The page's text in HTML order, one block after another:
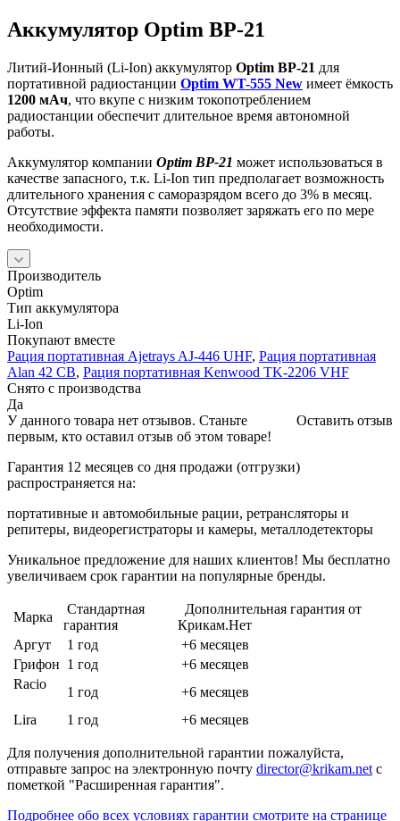
Аккумулятор Optim BP-21
Литий-Ионный (Li-Ion) аккумулятор Optim BP-21 для
портативной радиостанции Optim WT-555 New имеет ёмкость
1200 мАч, что вкупе с низким токопотреблением
радиостанции обеспечит длительное время автономной
работы.
Аккумулятор компании Optim BP-21 может использоваться в
качестве запасного, т.к. Li-Ion тип предполагает возможность
длительного хранения с саморазрядом всего до 3% в месяц.
Отсутствие эффекта памяти позволяет заряжать его по мере
необходимости.
Производитель
Optim
Тип аккумулятора
Li-Ion
Покупают вместе
Рация портативная Ajetrays AJ-446 UHF, Рация портативная
Alan 42 СВ, Рация портативная Kenwood TK-2206 VHF
Снято с производства
Да
Оставить отзыв
У данного товара нет отзывов. Станьте
первым, кто оставил отзыв об этом товаре!
Гарантия 12 месяцев со дня продажи (отгрузки)
распространяется на:
портативные и автомобильные рации, ретрансляторы и
репитеры, видеорегистраторы и камеры, металлодетекторы
Уникальное предложение для наших клиентов! Мы бесплатно
увеличиваем срок гарантии на популярные бренды.
Марка
Стандартная
гарантия
Дополнительная гарантия от
Крикам.Нет
Аргут
1 год
+6 месяцев
Грифон 1 год
+6 месяцев
Racio
1 год
+6 месяцев
Lira
1 год +6 месяцев
Для получения дополнительной гарантии пожалуйста,
отправьте запрос на электронную почту director@krikam.net с
пометкой "Расширенная гарантия".
Подробнее обо всех условиях гарантии смотрите на странице